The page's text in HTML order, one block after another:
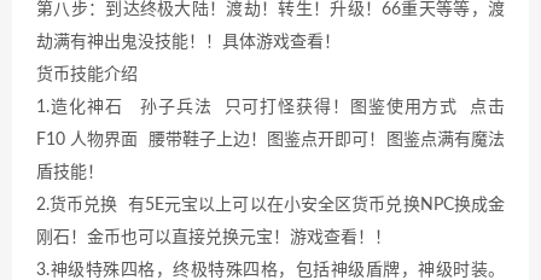
第八步：到达终极大陆！渡劫！转生！升级！66重天等等，渡
劫满有神出鬼没技能！！具体游戏查看！
货币技能介绍
1.造化神石 孙子兵法 只可打怪获得！图鉴使用方式 点击
F10 人物界面 腰带鞋子上边！图鉴点开即可！图鉴点满有魔法
盾技能！
2.货币兑换 有5E元宝以上可以在小安全区货币兑换NPC换成金
刚石！金币也可以直接兑换元宝！游戏查看！！
3.神级特殊四格，终极特殊四格，包括神级盾牌，神级时装。